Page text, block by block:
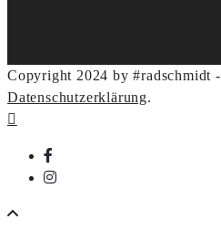
Copyright 2024 by #radschmidt -
Datenschutzerklärung.